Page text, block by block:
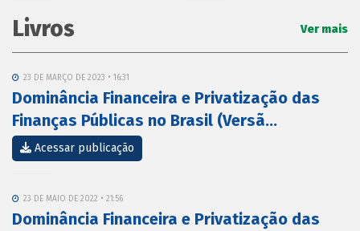
Livros Ver mais
23 DE MARÇO DE 2023 • 16:31
Dominância Financeira e Privatização das
Finanças Públicas no Brasil (Versã...
Acessar publicação
23 DE MAIO DE 2022 • 21:56
Dominância Financeira e Privatização das